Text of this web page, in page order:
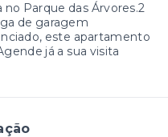
Parque das Árvores.2
de garagem
este apartamento
já a sua visita